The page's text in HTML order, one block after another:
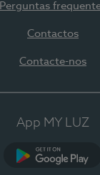
Perguntas
Contactos
Contacte-nos
App MY LUZ